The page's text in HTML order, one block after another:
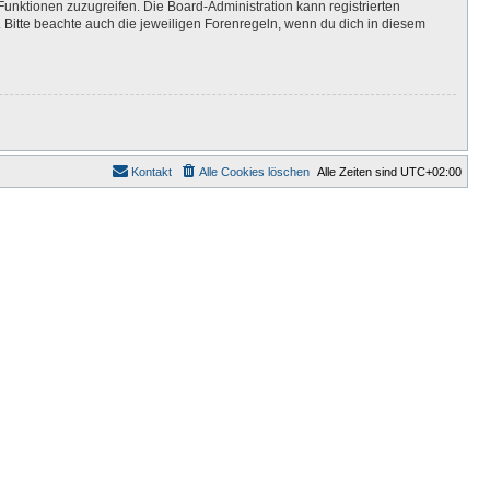
zuzugreifen. Die Board-Administration kann registrierten
beachte auch die jeweiligen Forenregeln, wenn du dich in diesem
Alle Zeiten sind UTC+02:00
Alle Cookies löschen
Kontakt